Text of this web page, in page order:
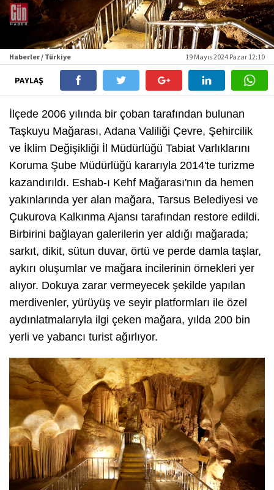
Haberler / Türkiye 19 Mayıs 2024 Pazar 12:10
PAYLAŞ
İlçede 2006 yılında bir çoban tarafından bulunan
Taşkuyu Mağarası, Adana Valiliği Çevre, Şehircilik
ve İklim Değişikliği İl Müdürlüğü Tabiat Varlıklarını
Koruma Şube Müdürlüğü kararıyla 2014'te turizme
kazandırıldı. Eshab-ı Kehf Mağarası'nın da hemen
yakınlarında yer alan mağara, Tarsus Belediyesi ve
Çukurova Kalkınma Ajansı tarafından restore edildi.
Birbirini bağlayan galerilerin yer aldığı mağarada;
sarkıt, dikit, sütun duvar, örtü ve perde damla taşlar,
aykırı oluşumlar ve mağara incilerinin örnekleri yer
alıyor. Dokuya zarar vermeyecek şekilde yapılan
merdivenler, yürüyüş ve seyir platformları ile özel
aydınlatmalarıyla ilgi çeken mağara, yılda 200 bin
yerli ve yabancı turist ağırlıyor.